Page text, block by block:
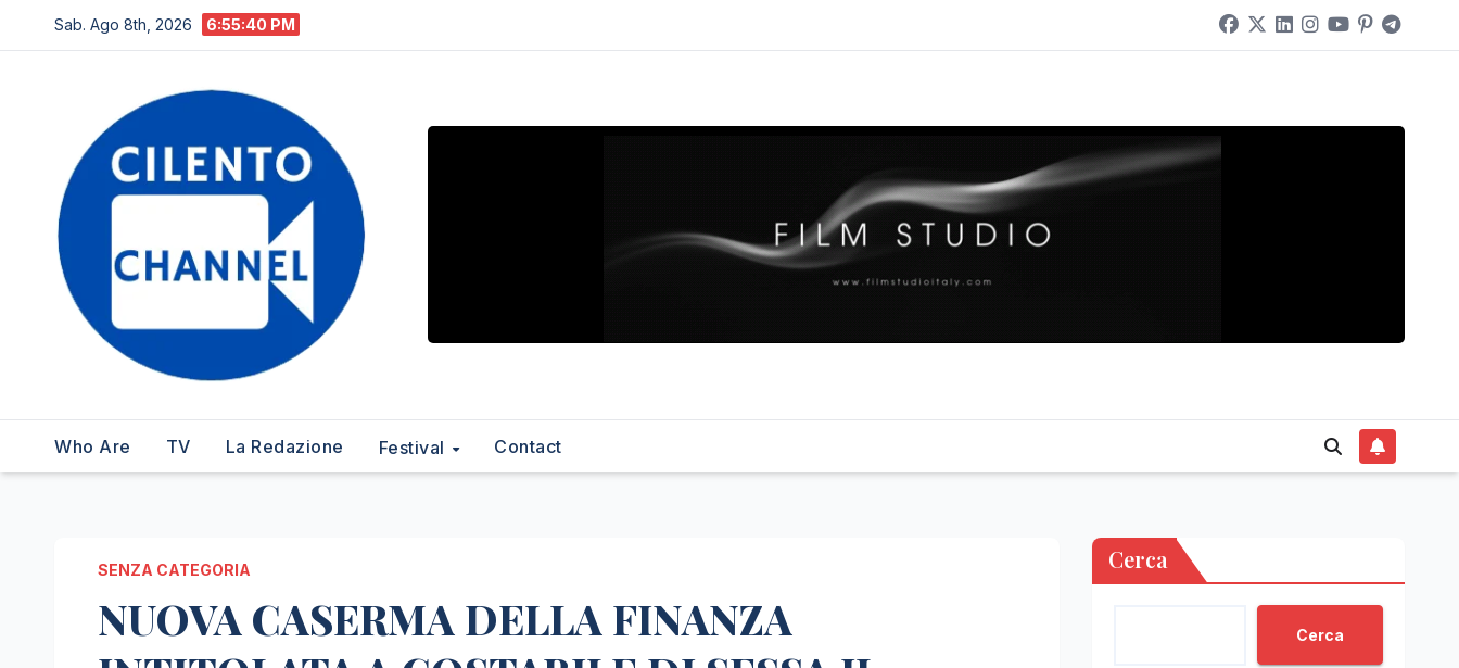
al
Sab. Ago 8th, 2026 6:55:41 PM
Who Are TV La Redazione Festival Contact
SENZA CATEGORIA
NUOVA CASERMA DELLA FINANZA
Cerca
Cerca